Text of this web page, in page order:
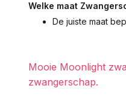
Welke maat
De juiste maat
Mooie Moonlight
zwangerschap.